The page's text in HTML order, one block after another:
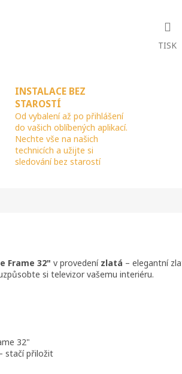
M
TISK
INSTALACE BEZ
STAROSTÍ
Od vybalení až po přihlášení
do vašich oblíbených aplikací.
Nechte vše na našich
technicích a užijte si
sledování bez starostí
Frame 32" v provedení zlatá – elegantní
si televizor vašemu interiéru.
32"
stačí přiložit